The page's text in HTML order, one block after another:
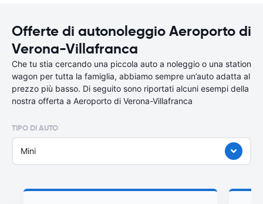
Offerte di autonoleggio Aeroporto di
Verona-Villafranca
Che tu stia cercando una piccola auto a noleggio o una station
wagon per tutta la famiglia, abbiamo sempre un’auto adatta al
prezzo più basso. Di seguito sono riportati alcuni esempi della
nostra offerta a Aeroporto di Verona-Villafranca
TIPO DI AUTO
Mini